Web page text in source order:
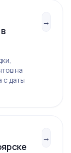
на
с даты
→
→